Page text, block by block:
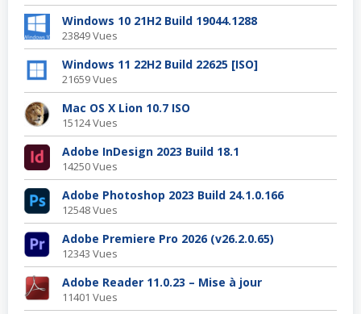
Windows 10 21H2 Build 19044.1288
23849 Vues
Windows 11 22H2 Build 22625 [ISO]
21659 Vues
Mac OS X Lion 10.7 ISO
15124 Vues
Adobe InDesign 2023 Build 18.1
14250 Vues
Adobe Photoshop 2023 Build 24.1.0.166
12548 Vues
Adobe Premiere Pro 2026 (v26.2.0.65)
12343 Vues
Adobe Reader 11.0.23 – Mise à jour
11401 Vues